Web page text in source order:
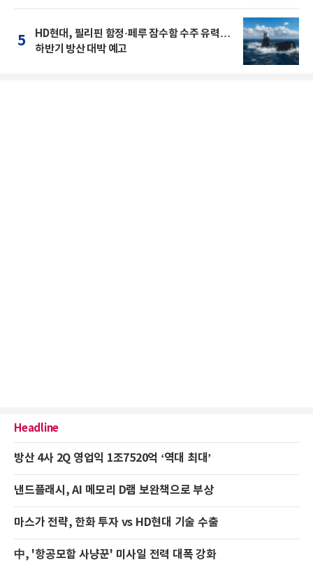
5
HD현대, 필리핀 함정·페루 잠수함 수주 유력…
하반기 방산 대박 예고
Headline
방산 4사 2Q 영업익 1조7520억 ‘역대 최대’
낸드플래시, AI 메모리 D램 보완책으로 부상
마스가 전략, 한화 투자 vs HD현대 기술 수출
中, '항공모함 사냥꾼' 미사일 전력 대폭 강화